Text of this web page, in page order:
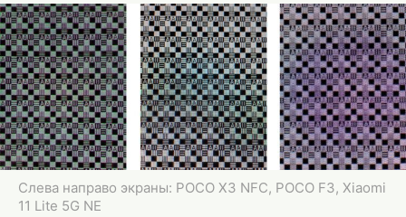
Слева направо экраны: POCO X3 NFC, POCO F3, Xiaomi
11 Lite 5G NE